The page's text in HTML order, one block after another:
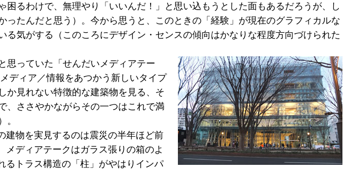
るわけで、無理やり「いいんだ！」と思い込もうとした面もあるだろうが、し
たんだと思う）。今から思うと、このときの「経験」が現在のグラフィカルな
気がする（このころにデザイン・センスの傾向はかなりな程度方向づけられた
思っていた「せんだいメディアテー
ディア／情報をあつかう新しいタイプ
か見れない特徴的な建築物を見る、そ
、ささやかながらその一つはこれで満
。
物を実見するのは震災の半年ほど前
メディアテークはガラス張りの箱のよ
るトラス構造の「柱」がやはりインパ